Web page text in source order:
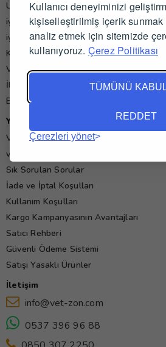
Kullanıcı deneyiminizi
kişiselleştirilmiş içerik sunmak
analiz etmek için sitemizde
kullanıyoruz. Çerez Politikası
TÜMÜNÜ
REDDET
Çerezleri yönet
Üyelik Sözleşmesi
iyzico Alıcı Sözleşmesi
iyzico Satıcı Sözleşmesi
Kişisel Verilerin Korunması Politikası
Veteriner Hekim Yorumları
İletişim
Blog
Yardım
Veteriner İş İlanları
vet-zon'da Alışveriş ve Satış
Sık Sorulan Sorular
İade ve İptal Koşulları
Kullanım Koşulları
Kargo Kampanyasının Avantajları
Satıcı Rehberi
Güvenli Ödeme Sistemi
Satışı Yasaklı Ürünler
İletişim
info@vet-zon.com
0537 396 96 88